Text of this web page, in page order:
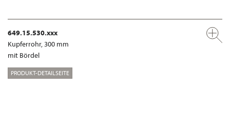
649.15.530.xxx
Kupferrohr, 300 mm
mit Bördel
PRODUKT-DETAILSEITE